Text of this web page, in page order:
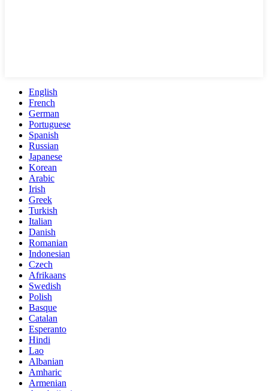
English
French
German
Portuguese
Spanish
Russian
Japanese
Korean
Arabic
Irish
Greek
Turkish
Italian
Danish
Romanian
Indonesian
Czech
Afrikaans
Swedish
Polish
Basque
Catalan
Esperanto
Hindi
Lao
Albanian
Amharic
Armenian